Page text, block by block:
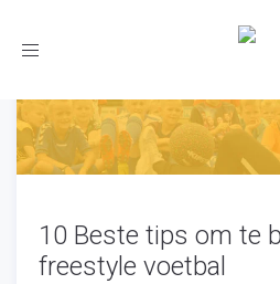
Toggle
10 Beste tips om te
freestyle voetbal